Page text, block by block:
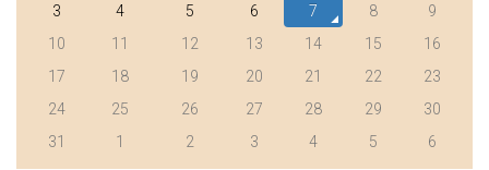
3
4 5 6 7 8
9
10
11 12 13 14 15
16
17
18 19 20 21 22
23
24
25 26 27 28 29
30
31
1 2 3 4 5 6